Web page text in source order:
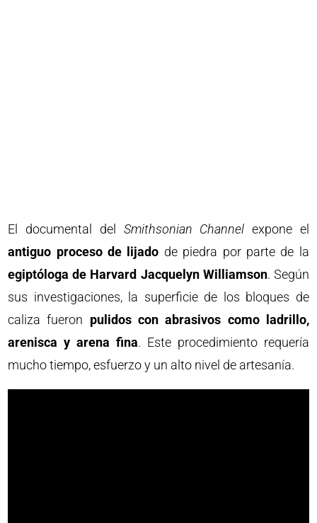
El documental del Smithsonian Channel expone el
antiguo proceso de lijado de piedra por parte de la
egiptóloga de Harvard Jacquelyn Williamson. Según
sus investigaciones, la superficie de los bloques de
caliza fueron pulidos con abrasivos como ladrillo,
arenisca y arena fina. Este procedimiento requería
mucho tiempo, esfuerzo y un alto nivel de artesanía.